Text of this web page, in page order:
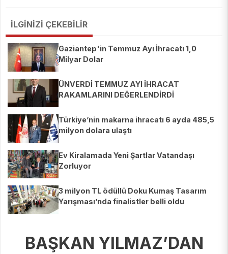
İLGİNİZİ ÇEKEBİLİR
Gaziantep'in Temmuz Ayı İhracatı 1,0
Milyar Dolar
ÜNVERDİ TEMMUZ AYI İHRACAT
RAKAMLARINI DEĞERLENDİRDİ
Türkiye’nin makarna ihracatı 6 ayda 485,5
milyon dolara ulaştı
Ev Kiralamada Yeni Şartlar Vatandaşı
Zorluyor
3 milyon TL ödüllü Doku Kumaş Tasarım
Yarışması’nda finalistler belli oldu
BAŞKAN YILMAZ’DAN